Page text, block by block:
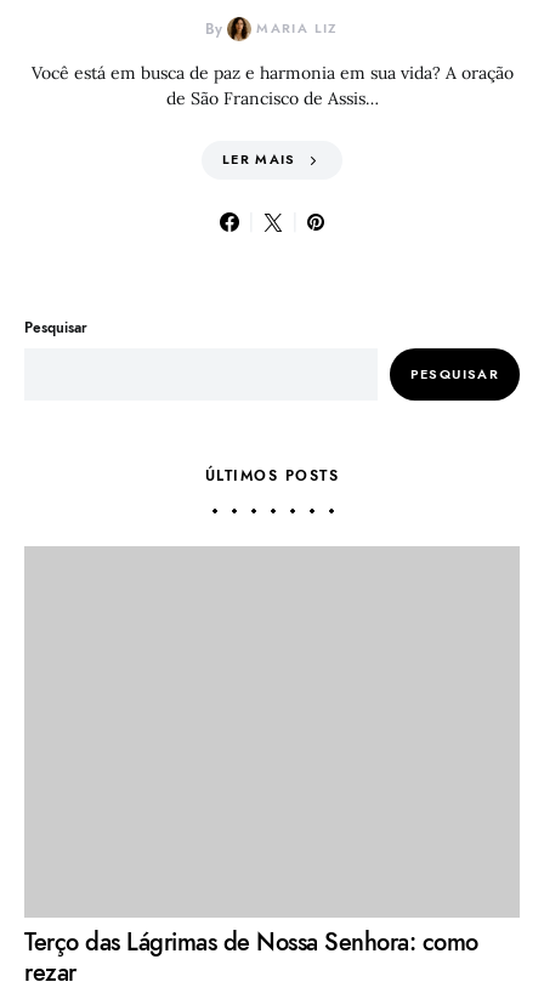
By MARIA LIZ
Você está em busca de paz e harmonia em sua vida? A oração
de São Francisco de Assis…
LER MAIS
Pesquisar
PESQUISAR
ÚLTIMOS POSTS
Terço das Lágrimas de Nossa Senhora: como
rezar